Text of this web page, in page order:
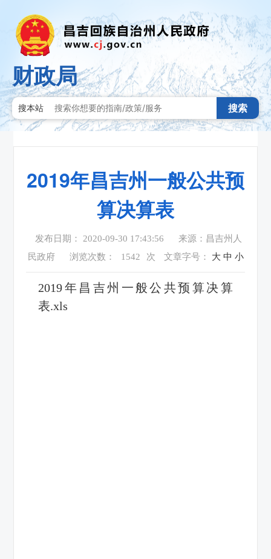
财政局
搜本站 搜索
2019年昌吉州一般公共预
算决算表
发布日期： 2020-09-30 17:43:56
来源：昌吉州人
民政府
浏览次数： 1542 次 文章字号： 大 中 小
2019年昌吉州一般公共预算决算
表.xls